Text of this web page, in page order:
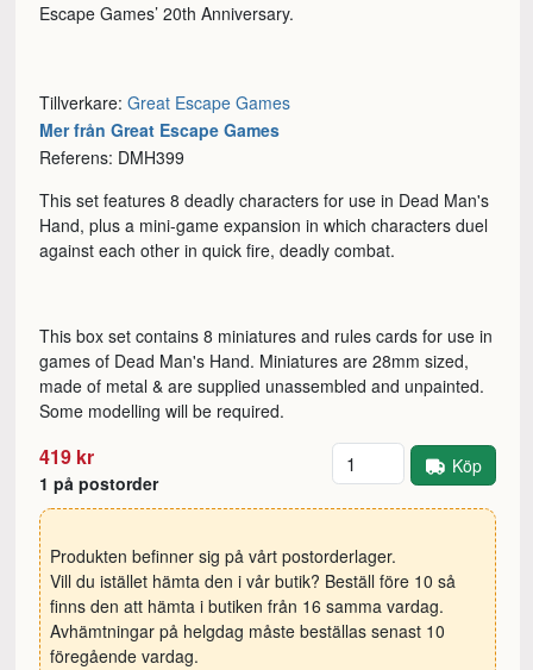
Escape Games’ 20th Anniversary.
Tillverkare:Great Escape Games
Mer från Great Escape Games
Referens: DMH399
This set features 8 deadly characters for use in Dead Man's
Hand, plus a mini-game expansion in which characters duel
against each other in quick fire, deadly combat.
This box set contains 8 miniatures and rules cards for use in
games of Dead Man's Hand. Miniatures are 28mm sized,
made of metal & are supplied unassembled and unpainted.
Some modelling will be required.
419 kr
1 på postorder
Antal Köp
Produkten befinner sig på vårt postorderlager.
Vill du istället hämta den i vår butik? Beställ före 10 så
finns den att hämta i butiken från 16 samma vardag.
Avhämtningar på helgdag måste beställas senast 10
föregående vardag.